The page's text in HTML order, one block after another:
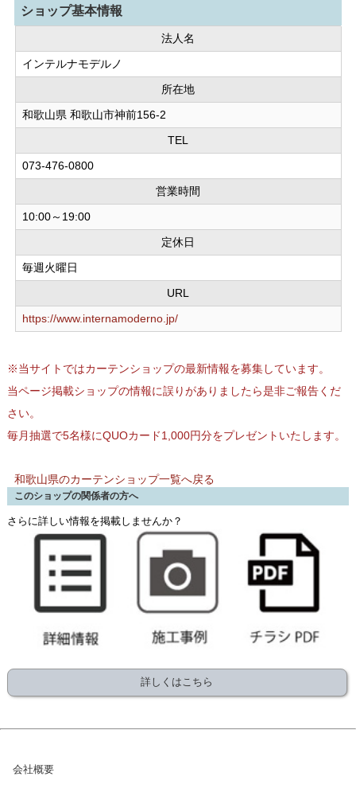
ショップ基本情報
法人名
インテルナモデルノ
所在地
和歌山県 和歌山市神前156-2
TEL
073-476-0800
営業時間
10:00～19:00
定休日
毎週火曜日
URL
https://www.internamoderno.jp/
※当サイトではカーテンショップの最新情報を募集しています。
当ページ掲載ショップの情報に誤りがありましたら是非ご報告くだ
さい。
毎月抽選で5名様にQUOカード1,000円分をプレゼントいたします。
和歌山県のカーテンショップ一覧へ戻る
このショップの関係者の方へ
さらに詳しい情報を掲載しませんか？
詳しくはこちら
会社概要